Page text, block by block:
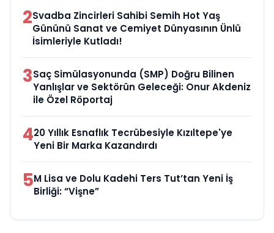
2Svadba Zincirleri Sahibi Semih Hot Yaş
Gününü Sanat ve Cemiyet Dünyasının Ünlü
İsimleriyle Kutladı!
3Saç Simülasyonunda (SMP) Doğru Bilinen
Yanlışlar ve Sektörün Geleceği: Onur Akdeniz
ile Özel Röportaj
420 Yıllık Esnaflık Tecrübesiyle Kızıltepe'ye
Yeni Bir Marka Kazandırdı
5M Lisa ve Dolu Kadehi Ters Tut’tan Yeni İş
Birliği: “Vişne”